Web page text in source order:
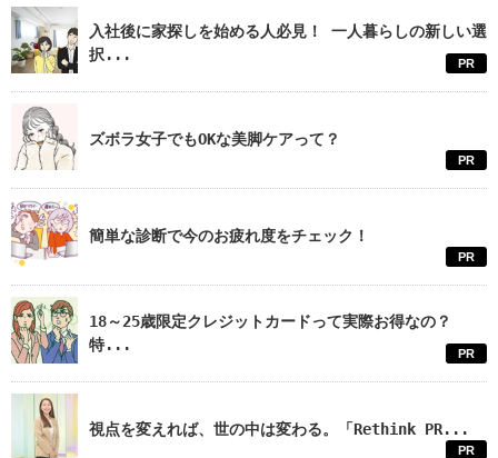
入社後に家探しを始める人必見！ 一人暮らしの新しい選
択...
PR
ズボラ女子でもOKな美脚ケアって？
PR
簡単な診断で今のお疲れ度をチェック！
PR
18～25歳限定クレジットカードって実際お得なの？
特...
PR
視点を変えれば、世の中は変わる。「Rethink PR...
PR